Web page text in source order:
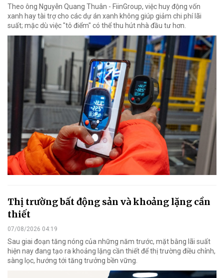
Theo ông Nguyễn Quang Thuân - FiinGroup, việc huy động vốn
xanh hay tài trợ cho các dự án xanh không giúp giảm chi phí lãi
suất; mặc dù việc "tô điểm" có thể thu hút nhà đầu tư hơn.
Thị trường bất động sản và khoảng lặng cần
thiết
07/08/2026 04:19
Sau giai đoạn tăng nóng của những năm trước, mặt bằng lãi suất
hiện nay đang tạo ra khoảng lặng cần thiết để thị trường điều chỉnh,
sàng lọc, hướng tới tăng trưởng bền vững.